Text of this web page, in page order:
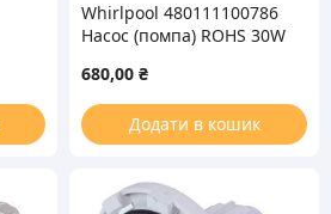
Whirlpool 480111100786
Насос (помпа) ROHS 30W
машины
680,00 ₴
Додати в кошик